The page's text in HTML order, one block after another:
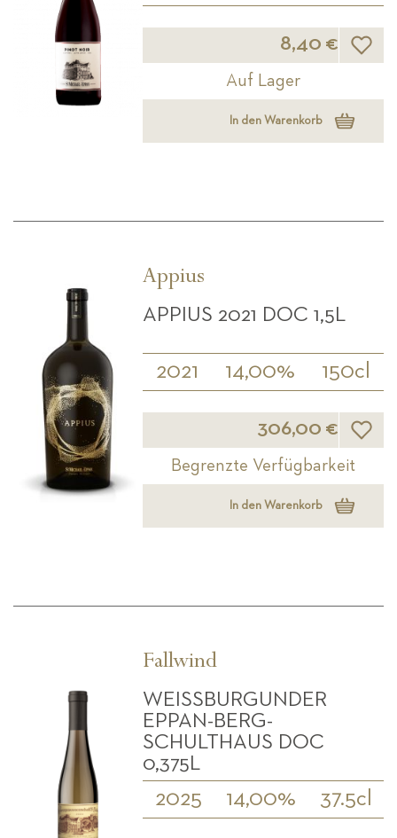
8,40 €
Auf Lager
In den Warenkorb
Appius
APPIUS 2021 DOC 1,5L
2021 14,00% 150cl
306,00 €
Begrenzte Verfügbarkeit
In den Warenkorb
Fallwind
WEISSBURGUNDER E
PPAN-BERG-S
CHULTHAUS DOC 0
,375L
2025 14,00% 37.5cl